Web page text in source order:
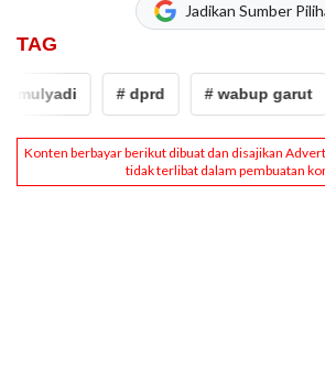
Jadikan Sumber
TAG
# dprd # wabup garut